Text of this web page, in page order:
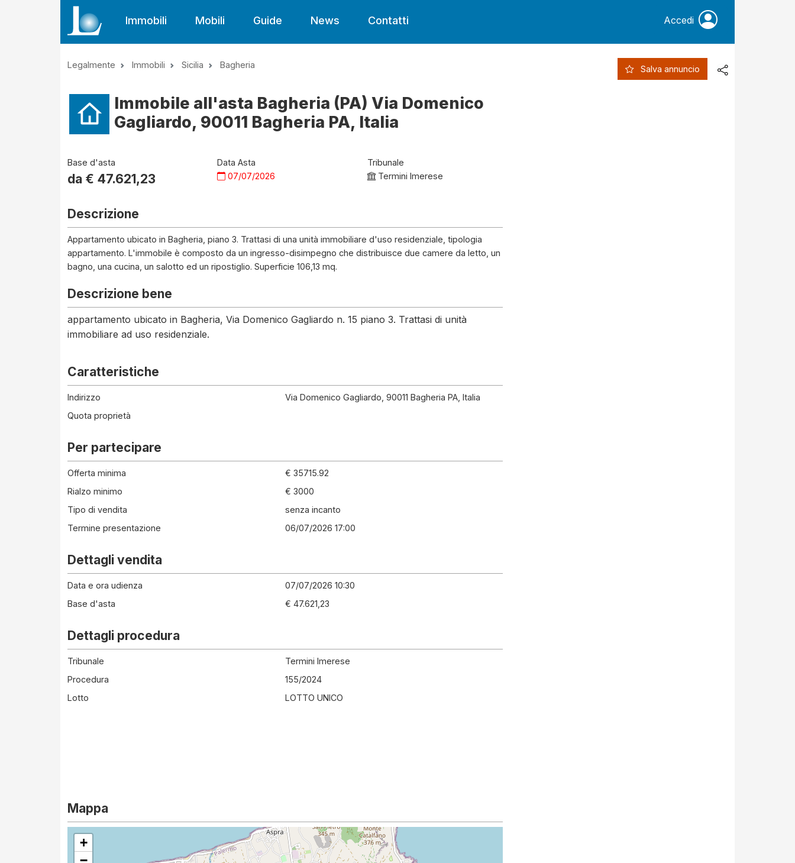
Immobili Mobili Guide News Contatti Accedi
Legalmente Immobili Sicilia Bagheria Salva annuncio
Immobile all'asta Bagheria (PA) Via Domenico
Gagliardo, 90011 Bagheria PA, Italia
Base d'asta
da € 47.621,23
Data Asta
07/07/2026
Tribunale
Termini Imerese
Descrizione
Appartamento ubicato in Bagheria, piano 3. Trattasi di una unità immobiliare d'uso residenziale, tipologia
appartamento. L'immobile è composto da un ingresso-disimpegno che distribuisce due camere da letto, un
bagno, una cucina, un salotto ed un ripostiglio. Superficie 106,13 mq.
Descrizione bene
appartamento ubicato in Bagheria, Via Domenico Gagliardo n. 15 piano 3. Trattasi di unità
immobiliare ad uso residenziale.
Caratteristiche
Indirizzo
Via Domenico Gagliardo, 90011 Bagheria PA, Italia
Quota proprietà
Per partecipare
Offerta minima
€ 35715.92
Rialzo minimo
€ 3000
Tipo di vendita
senza incanto
Termine presentazione
06/07/2026 17:00
Dettagli vendita
Data e ora udienza
07/07/2026 10:30
Base d'asta
€ 47.621,23
Dettagli procedura
Tribunale
Termini Imerese
Procedura
155/2024
Lotto
LOTTO UNICO
Mappa
+